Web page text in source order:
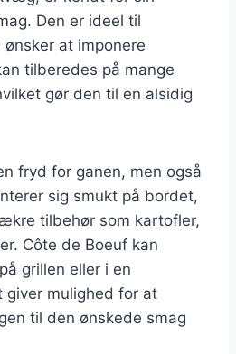
Den er ideel til
at imponere
tilberedes på mange
gør den til en alsidig
fryd for ganen, men også
sig smukt på bordet,
tilbehør som kartofler,
Côte de Boeuf kan
grillen eller i en
giver mulighed for at
til den ønskede smag